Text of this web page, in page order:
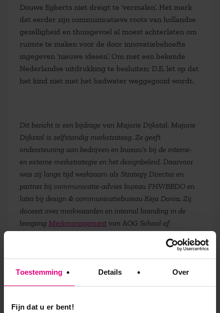
Toestemming Details Over
Fijn dat u er bent!
Douwe Egberts niet dreigt te ‘vermalen’. Het merk
dat eerder zijn communicatieve roots van hollandse
gezelligheid en thuisgevoel al moest achterlaten om
ruimte te maken voor de door innovatiebehoefte
ingegeven ‘nieuwe ideeën’. Om met een bekende
Nederlandse uitdrukking te besluiten; D.E. let op dat
het kind niet met het badwater weggegooid wordt.
Dit bericht is een bijdrage van Majorie Dijkstal. Majorie
Dijkstal is zelfstandig merkstrateeg. Ze geeft
ondersteuning aan bedrijven en bureau’s bij de interne-
en externe merkstrategie en het designbeleid. Daarvoor
was zij lange tijd werkzaam als Strategy Director en
partner bij communicatie-advies bureau FHV/BBDO en
later bij design & communicatiebureau Keja Donia. Zij
doceert over merkwaarden en internal branding in de
leergang Merkmanagement van AOG School of
9,0 op klantenvertellen.nl